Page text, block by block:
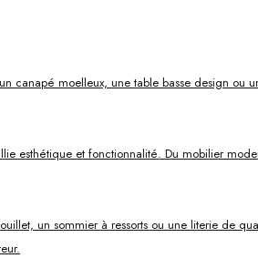
canapé moelleux, une table basse design ou
esthétique et fonctionnalité. Du mobilier
un sommier à ressorts ou une literie de